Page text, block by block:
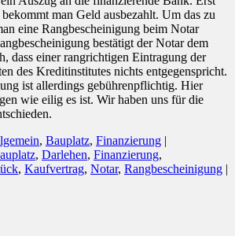
man Geld ausbezahlt. Um das zu
eine Rangbescheinigung beim Notar
bestätigt der Notar dem
dass einer rangrichtigen Eintragung der
des Kreditinstitutes nichts entgegenspricht.
ist allerdings gebührenpflichtig. Hier
wie eilig es ist. Wir haben uns für die
, Bauplatz, Finanzierung |
, Darlehen, Finanzierung,
, Kaufvertrag, Notar, Rangbescheinigung |